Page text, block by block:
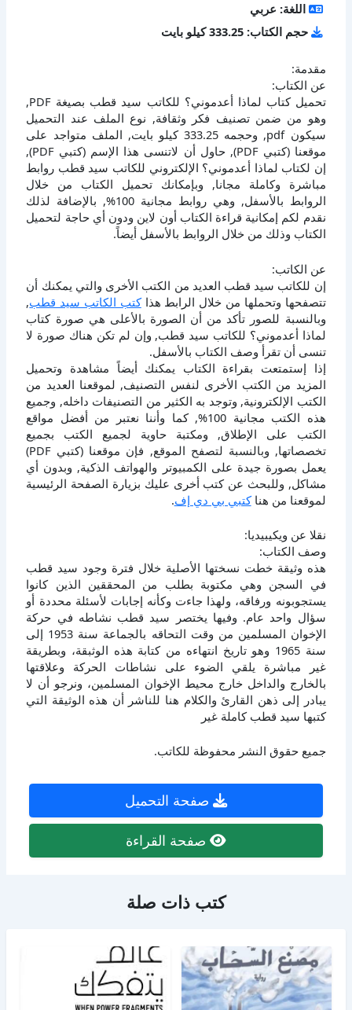
اللغة: عربي
حجم الكتاب: 333.25 كيلو بايت
مقدمة:
عن الكتاب:
تحميل كتاب لماذا أعدموني؟ للكاتب سيد قطب بصيغة PDF,
وهو من ضمن تصنيف فكر وثقافة, نوع الملف عند التحميل
سيكون pdf, وحجمه 333.25 كيلو بايت, الملف متواجد على
موقعنا (كتبي PDF), حاول أن لاتنسى هذا الإسم (كتبي PDF),
إن لكتاب لماذا أعدموني؟ الإلكتروني للكاتب سيد قطب روابط
مباشرة وكاملة مجانا, وبإمكانك تحميل الكتاب من خلال
الروابط بالأسفل, وهي روابط مجانية 100%, بالإضافة لذلك
نقدم لكم إمكانية قراءة الكتاب أون لاين ودون أي حاجة لتحميل
الكتاب وذلك من خلال الروابط بالأسفل أيضاً.
عن الكاتب:
إن للكاتب سيد قطب العديد من الكتب الأخرى والتي يمكنك أن
تتصفحها وتحملها من خلال الرابط هذاكتب الكاتب سيد قطب,
وبالنسبة للصور تأكد من أن الصورة بالأعلى هي صورة كتاب
لماذا أعدموني؟ للكاتب سيد قطب, وإن لم تكن هناك صورة لا
تنسى أن تقرأ وصف الكتاب بالأسفل.
إذا إستمتعت بقراءة الكتاب يمكنك أيضاً مشاهدة وتحميل
المزيد من الكتب الأخرى لنفس التصنيف, لموقعنا العديد من
الكتب الإلكترونية, وتوجد به الكثير من التصنيفات داخله, وجميع
هذه الكتب مجانية 100%, كما وأننا نعتبر من أفضل مواقع
الكتب على الإطلاق, ومكتبة حاوية لجميع الكتب بجميع
تخصصاتها, وبالنسبة لتصفح الموقع, فإن موقعنا (كتبي PDF)
يعمل بصورة جيدة على الكمبيوتر والهواتف الذكية, وبدون أي
مشاكل, وللبحث عن كتب أخرى عليك بزيارة الصفحة الرئيسية
لموقعنا من هناكتبي بي دي إف.
نقلا عن ويكيبيديا:
وصف الكتاب:
هذه وثيقة خطت نسختها الأصلية خلال فترة وجود سيد قطب
في السجن وهي مكتوبة بطلب من المحققين الذين كانوا
يستجوبونه ورفاقه، ولهذا جاءت وكأنه إجابات لأسئلة محددة أو
سؤال واحد عام. وفيها يختصر سيد قطب نشاطه في حركة
الإخوان المسلمين من وقت التحاقه بالجماعة سنة 1953 إلى
سنة 1965 وهو تاريخ انتهاءه من كتابة هذه الوثبقة، وبطريقة
غير مباشرة يلقي الضوء على نشاطات الحركة وعلاقتها
بالخارج والداخل خارج محيط الإخوان المسلمين، ونرجو أن لا
يبادر إلى ذهن القارئ والكلام هنا للناشر أن هذه الوثيقة التي
كتبها سيد قطب كاملة غير
جميع حقوق النشر محفوظة للكاتب.
صفحة التحميل
صفحة القراءة
كتب ذات صلة